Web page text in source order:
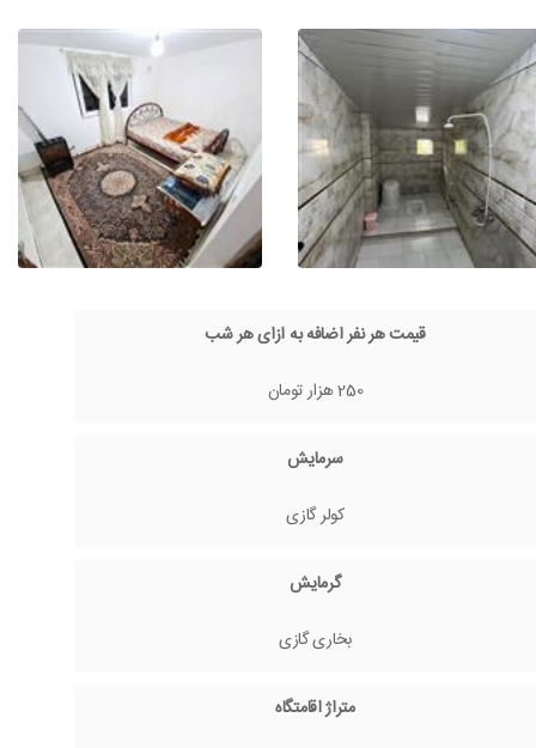
قیمت هر نفر اضافه به ازای هر شب
250 هزار تومان
سرمایش
کولر گازی
گرمایش
بخاری گازی
متراژ اقامتگاه